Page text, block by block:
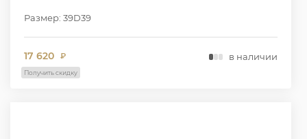
Размер: 39D39
17 620 ₽ в наличии
Получить скидку